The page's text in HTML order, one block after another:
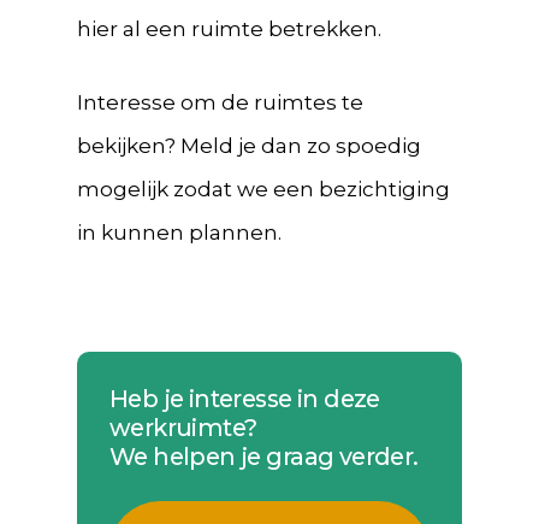
hier al een ruimte betrekken.
Interesse om de ruimtes te
bekijken? Meld je dan zo spoedig
mogelijk zodat we een bezichtiging
in kunnen plannen.
Heb je interesse in deze
werkruimte?
We helpen je graag verder.